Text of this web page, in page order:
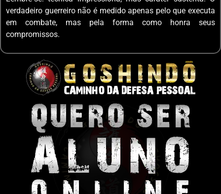
verdadeiro guerreiro não é medido apenas pelo que executa
em combate, mas pela forma como honra seus
compromissos.